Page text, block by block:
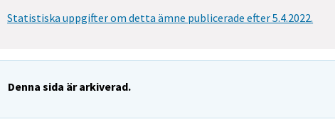
Statistiska uppgifter om detta ämne publicerade efter 5.4.2022.
Denna sida är arkiverad.